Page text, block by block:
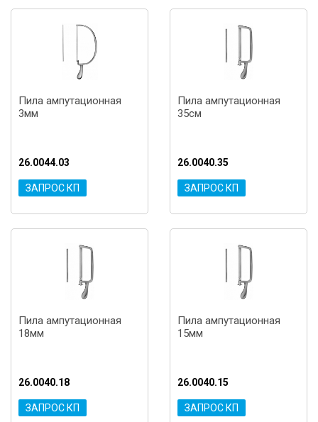
Пила ампутационная
3мм
26.0044.03
ЗАПРОС КП
Пила ампутационная
35см
26.0040.35
ЗАПРОС КП
Пила ампутационная
18мм
26.0040.18
ЗАПРОС КП
Пила ампутационная
15мм
26.0040.15
ЗАПРОС КП